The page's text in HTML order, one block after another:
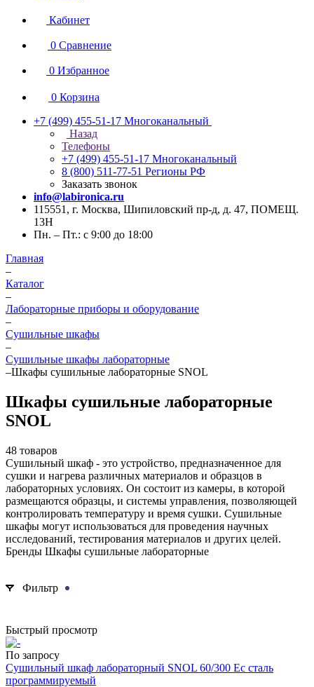
Кабинет
0 Сравнение
0 Избранное
0 Корзина
+7 (499) 455-51-17 Многоканальный
Назад
Телефоны
+7 (499) 455-51-17 Многоканальный
8 (800) 511-77-51 Регионы РФ
Заказать звонок
info@labironica.ru
115551, г. Москва, Шипиловский пр-д, д. 47, ПОМЕЩ.
13Н
Пн. – Пт.: с 9:00 до 18:00
Главная
–
Каталог
–
Лабораторные приборы и оборудование
–
Сушильные шкафы
–
Сушильные шкафы лабораторные
–Шкафы сушильные лабораторные SNOL
Шкафы сушильные лабораторные
SNOL
48 товаров
Сушильный шкаф - это устройство, предназначенное для
сушки и нагрева различных материалов и образцов в
лабораторных условиях. Он состоит из камеры, в которой
размещаются образцы, и системы управления, позволяющей
контролировать температуру и время сушки. Сушильные
шкафы могут использоваться для проведения научных
исследований, тестирования материалов и других целей.
Бренды Шкафы сушильные лабораторные
Фильтр
Быстрый просмотр
По запросу
Сушильный шкаф лабораторный SNOL 60/300 Ес сталь
программируемый